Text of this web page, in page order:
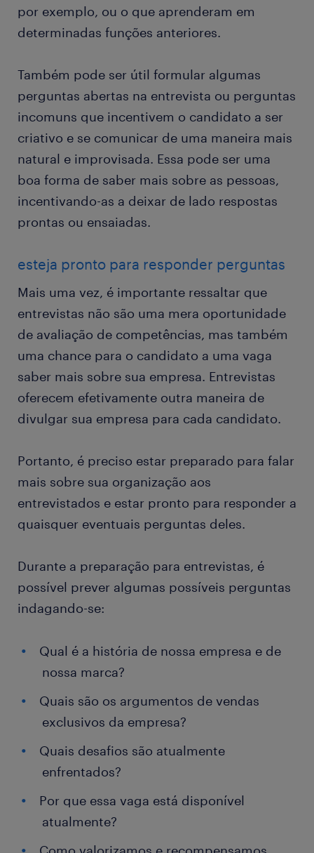
por exemplo, ou o que aprenderam em
determinadas funções anteriores.
Também pode ser útil formular algumas
perguntas abertas na entrevista ou perguntas
incomuns que incentivem o candidato a ser
criativo e se comunicar de uma maneira mais
natural e improvisada. Essa pode ser uma
boa forma de saber mais sobre as pessoas,
incentivando-as a deixar de lado respostas
prontas ou ensaiadas.
esteja pronto para responder perguntas
Mais uma vez, é importante ressaltar que
entrevistas não são uma mera oportunidade
de avaliação de competências, mas também
uma chance para o candidato a uma vaga
saber mais sobre sua empresa. Entrevistas
oferecem efetivamente outra maneira de
divulgar sua empresa para cada candidato.
Portanto, é preciso estar preparado para falar
mais sobre sua organização aos
entrevistados e estar pronto para responder a
quaisquer eventuais perguntas deles.
Durante a preparação para entrevistas, é
possível prever algumas possíveis perguntas
indagando-se:
Qual é a história de nossa empresa e de
nossa marca?
Quais são os argumentos de vendas
exclusivos da empresa?
Quais desafios são atualmente
enfrentados?
Por que essa vaga está disponível
atualmente?